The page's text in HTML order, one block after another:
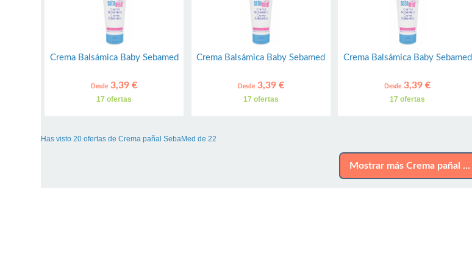
Crema Balsámica Baby Sebamed
Desde 3,39 €
17 ofertas
Crema Balsámica Baby Sebamed
Desde3,39 €
17 ofertas
Crema Balsámica Baby Sebamed
Desde 3,39 €
17 ofertas
Has visto 20 ofertas de Crema pañal SebaMed de 22
Mostrar más Crema pañal ...